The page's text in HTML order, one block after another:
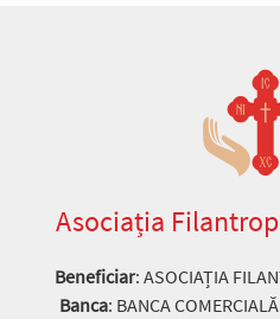
Asociația
Beneficiar: ASOCIAȚIA
Banca: BANCA